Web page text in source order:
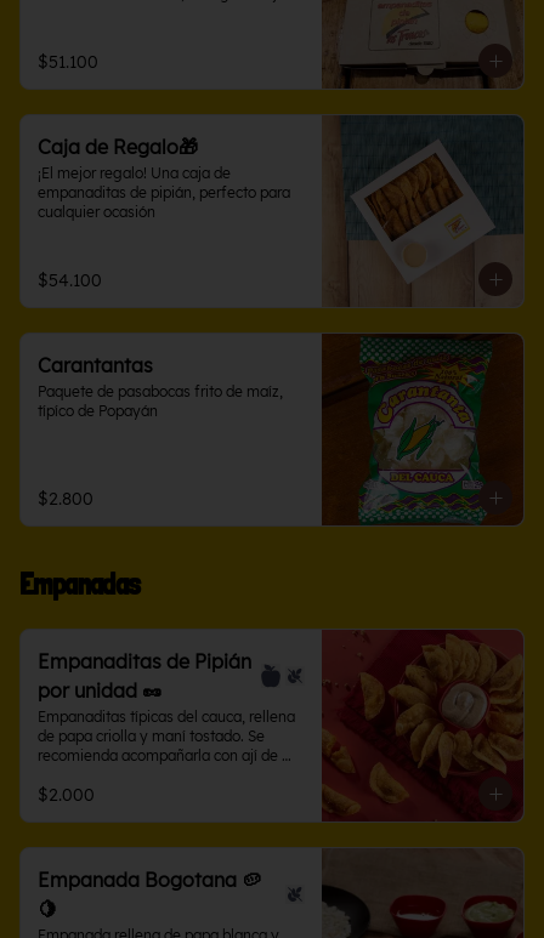
$51.100
Caja de Regalo🎁
¡El mejor regalo! Una caja de
empanaditas de pipián, perfecto para
cualquier ocasión
$54.100
Carantantas
Paquete de pasabocas frito de maíz,
típíco de Popayán
$2.800
Empanadas
Empanaditas de Pipián
por unidad 🥜
Empanaditas típicas del cauca, rellena
de papa criolla y maní tostado. Se
recomienda acompañarla con ají de
$2.000
Empanada Bogotana 🥔
🍋